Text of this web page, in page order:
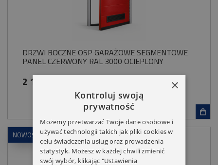
DRZWI BOCZNE OSP GARAŻOWE SEGMENTOWE
PANEL CZERWONY RAL 3000 OCIEPLONY
2 199,00 zł
NOWOŚĆ
×
Kontroluj swoją
prywatność
Możemy przetwarzać Twoje dane osobowe i
używać technologii takich jak pliki cookies w
celu świadczenia usług oraz prowadzenia
statystyk. Możesz w każdej chwili zmienić
swój wybór, klikając "Ustawienia